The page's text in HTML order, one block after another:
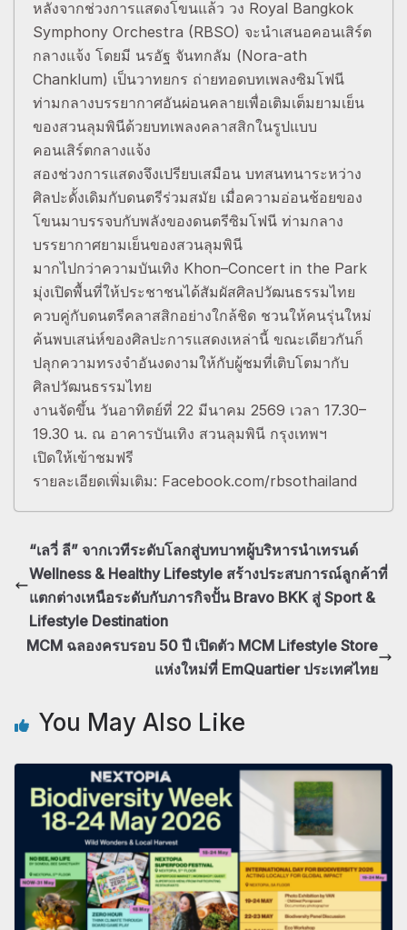
หลังจากช่วงการแสดงโขนแล้ว วง Royal Bangkok
Symphony Orchestra (RBSO) จะนำเสนอคอนเสิร์ต
กลางแจ้ง โดยมี นรอัฐ จันทกลัม (Nora-ath
Chanklum) เป็นวาทยกร ถ่ายทอดบทเพลงซิมโฟนี
ท่ามกลางบรรยากาศอันผ่อนคลายเพื่อเติมเต็มยามเย็น
ของสวนลุมพินีด้วยบทเพลงคลาสสิกในรูปแบบ
คอนเสิร์ตกลางแจ้ง
สองช่วงการแสดงจึงเปรียบเสมือน บทสนทนาระหว่าง
ศิลปะดั้งเดิมกับดนตรีร่วมสมัย เมื่อความอ่อนช้อยของ
โขนมาบรรจบกับพลังของดนตรีซิมโฟนี ท่ามกลาง
บรรยากาศยามเย็นของสวนลุมพินี
มากไปกว่าความบันเทิง Khon–Concert in the Park
มุ่งเปิดพื้นที่ให้ประชาชนได้สัมผัสศิลปวัฒนธรรมไทย
ควบคู่กับดนตรีคลาสสิกอย่างใกล้ชิด ชวนให้คนรุ่นใหม่
ค้นพบเสน่ห์ของศิลปะการแสดงเหล่านี้ ขณะเดียวกันก็
ปลุกความทรงจำอันงดงามให้กับผู้ชมที่เติบโตมากับ
ศิลปวัฒนธรรมไทย
งานจัดขึ้น วันอาทิตย์ที่ 22 มีนาคม 2569 เวลา 17.30–
19.30 น. ณ อาคารบันเทิง สวนลุมพินี กรุงเทพฯ
เปิดให้เข้าชมฟรี
รายละเอียดเพิ่มเติม: Facebook.com/rbsothailand
“เลวี่ ลี” จากเวทีระดับโลกสู่บทบาทผู้บริหารนำเทรนด์
Wellness & Healthy Lifestyle สร้างประสบการณ์ลูกค้าที่
แตกต่างเหนือระดับกับภารกิจปั้น Bravo BKK สู่ Sport &
Lifestyle Destination
MCM ฉลองครบรอบ 50 ปี เปิดตัว MCM Lifestyle Store
แห่งใหม่ที่ EmQuartier ประเทศไทย
You May Also Like